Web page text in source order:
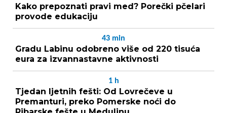
Kako prepoznati pravi med? Porečki pčelari
provode edukaciju
43 min
Gradu Labinu odobreno više od 220 tisuća
eura za izvannastavne aktivnosti
1 h
Tjedan ljetnih fešti: Od Lovrečeve u
Premanturi, preko Pomerske noći do